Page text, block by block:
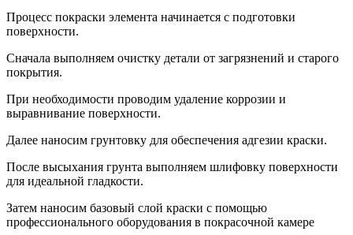
Процесс покраски элемента начинается с подготовки
поверхности.
Сначала выполняем очистку детали от загрязнений и старого
покрытия.
При необходимости проводим удаление коррозии и
выравнивание поверхности.
Далее наносим грунтовку для обеспечения адгезии краски.
После высыхания грунта выполняем шлифовку поверхности
для идеальной гладкости.
Затем наносим базовый слой краски с помощью
профессионального оборудования в покрасочной камере